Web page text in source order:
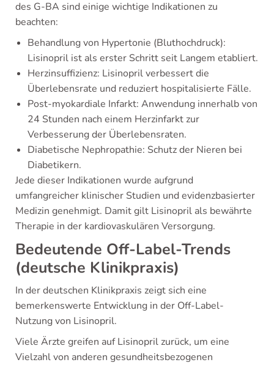
des G-BA sind einige wichtige Indikationen zu
beachten:
Behandlung von Hypertonie (Bluthochdruck):
Lisinopril ist als erster Schritt seit Langem etabliert.
Herzinsuffizienz: Lisinopril verbessert die
Überlebensrate und reduziert hospitalisierte Fälle.
Post-myokardiale Infarkt: Anwendung innerhalb von
24 Stunden nach einem Herzinfarkt zur
Verbesserung der Überlebensraten.
Diabetische Nephropathie: Schutz der Nieren bei
Diabetikern.
Jede dieser Indikationen wurde aufgrund
umfangreicher klinischer Studien und evidenzbasierter
Medizin genehmigt. Damit gilt Lisinopril als bewährte
Therapie in der kardiovaskulären Versorgung.
Bedeutende Off-Label-Trends
(deutsche Klinikpraxis)
In der deutschen Klinikpraxis zeigt sich eine
bemerkenswerte Entwicklung in der Off-Label-
Nutzung von Lisinopril.
Viele Ärzte greifen auf Lisinopril zurück, um eine
Vielzahl von anderen gesundheitsbezogenen